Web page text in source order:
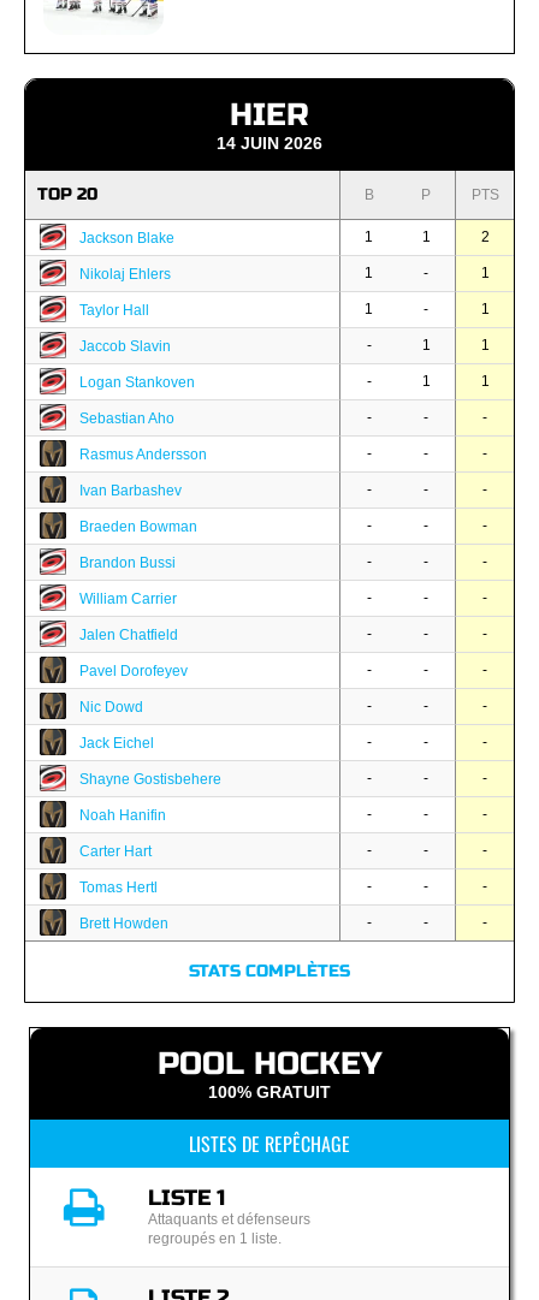
HIER
14 JUIN 2026
TOP 20 B P PTS
Jackson Blake 1 1 2
Nikolaj Ehlers 1 - 1
Taylor Hall 1 - 1
Jaccob Slavin - 1 1
Logan Stankoven - 1 1
Sebastian Aho - - -
Rasmus Andersson - - -
Ivan Barbashev - - -
Braeden Bowman - - -
Brandon Bussi - - -
William Carrier - - -
Jalen Chatfield - - -
Pavel Dorofeyev - - -
Nic Dowd - - -
Jack Eichel - - -
Shayne Gostisbehere - - -
Noah Hanifin - - -
Carter Hart - - -
Tomas Hertl - - -
Brett Howden - - -
STATS COMPLÈTES
POOL HOCKEY
100% GRATUIT
LISTES DE REPÊCHAGE
LISTE 1
Attaquants et défenseurs
regroupés en 1 liste.